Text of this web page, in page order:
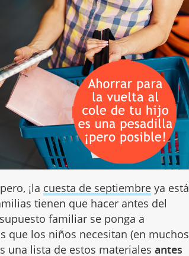
¡la cuesta de septiembre ya está
tienen que hacer antes del
familiar se ponga a
que los niños necesitan (en muchos
una lista de estos materialesantes